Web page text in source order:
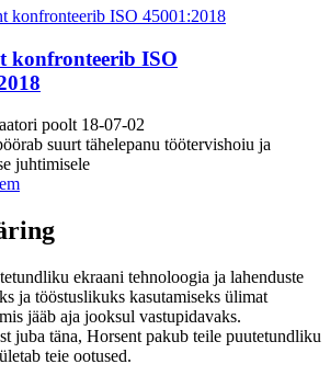
konfronteerib ISO
poolt 18-07-02
suurt tähelepanu töötervishoiu ja
juhtimisele
ekraani tehnoloogia ja lahenduste
ja tööstuslikuks kasutamiseks ülimat
jääb aja jooksul vastupidavaks.
juba täna, Horsent pakub teile puutetundliku
teie ootused.